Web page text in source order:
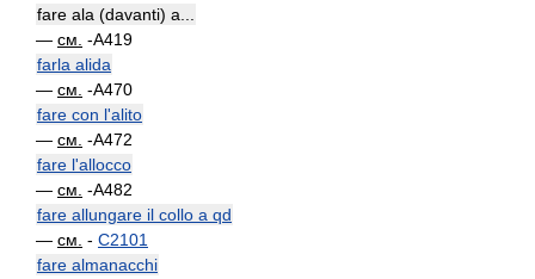
fare ala (davanti) a...
— см. -A419
farla alida
— см. -A470
fare con l'alito
— см. -A472
fare l'allocco
— см. -A482
fare allungare il collo a qd
— см. - C2101
fare almanacchi